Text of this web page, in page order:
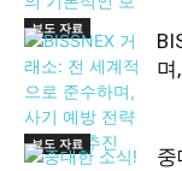
보도 자료
보도 자료
며